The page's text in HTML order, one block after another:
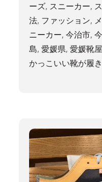
ーズ, スニーカー,
法, ファッション,
ニーカー,今治市,
島,愛媛県,愛媛靴屋
かっこいい靴が履